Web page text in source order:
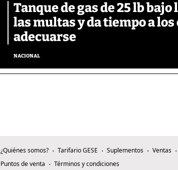
Tanque de gas de 25 lb
las multas y da tiempo a
adecuarse
NACIONAL
¿Quiénes somos? Tarifario GESE Suplementos Ventas
Puntos de venta
Términos y condiciones